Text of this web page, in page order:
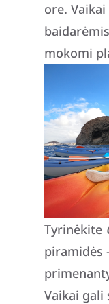
ore.
mokomi
Tyrinėkite
piramidės
Vaikai gali